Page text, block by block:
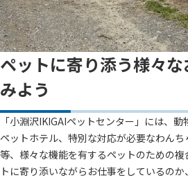
ペットに寄り添う様々
みよう
「小淵沢IKIGAIペットセンター」には、動
ペットホテル、特別な対応が必要なわん
等、様々な機能を有するペットのための
トに寄り添いながらお仕事をしているの